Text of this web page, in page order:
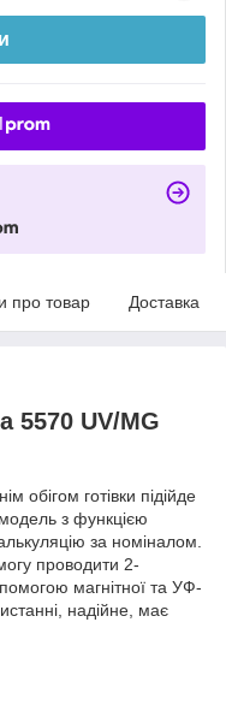
про товар Доставка
5570 UV/MG
обігом готівки підійде
з функцією
за номіналом.
проводити 2-
магнітної та УФ-
надійне, має